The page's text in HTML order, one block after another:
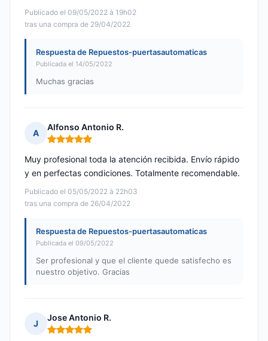
Publicado el 09/05/2022 à 19h02
tras una compra de 29/04/2022
Respuesta de Repuestos-puertasautomaticas
Publicada el 14/05/2022
Muchas gracias
A
Alfonso Antonio R.
Nota: 5 de 5
Publicado el 05/05/2022 à 22h03
tras una compra de 26/04/2022
Muy profesional toda la atención recibida. Envío rápido
y en perfectas condiciones. Totalmente recomendable.
Respuesta de Repuestos-puertasautomaticas
Publicada el 09/05/2022
Ser profesional y que el cliente quede satisfecho es
nuestro objetivo. Gracias
J
Jose Antonio R.
Nota: 5 de 5